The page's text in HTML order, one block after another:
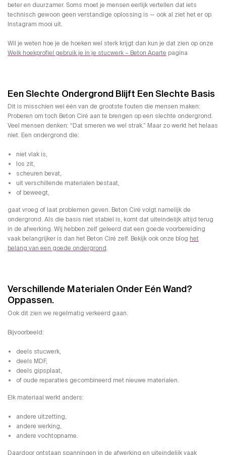
beter en duurzamer. Soms moet je mensen eerlijk vertellen dat iets
technisch gewoon geen verstandige oplossing is — ook al ziet het er op
Instagram mooi uit.
Wil je weten hoe je de hoeken wel sterk krijgt dan kun je dat zien op onze
Welk hoekprofiel gebruik je in je stucwerk – Beton Aparte pagina
Een Slechte Ondergrond Blijft Een Slechte Basis
Dit is misschien wel één van de grootste fouten die mensen maken:
Proberen om toch Beton Ciré aan te brengen op een slechte ondergrond.
Veel mensen denken: “Dat smeren we wel strak.” Maar zo werkt het helaas
niet. Een ondergrond die:
niet vlak is,
los zit,
scheuren bevat,
uit verschillende materialen bestaat,
of beweegt,
gaat vroeg of laat problemen geven. Beton Ciré volgt namelijk de
ondergrond. Als die basis niet stabiel is, komt dat uiteindelijk altijd terug
in de afwerking. Wij hebben zelf geleerd dat een goede voorbereiding
vaak belangrijker is dan het Beton Ciré zelf. Bekijk ook onze blog het
belang van een goede ondergrond.
Verschillende Materialen Onder Eén Wand?
Oppassen.
Ook dit zien we regelmatig verkeerd gaan.
Bijvoorbeeld:
deels stucwerk,
deels MDF,
deels gipsplaat,
of oude reparaties gecombineerd met nieuwe materialen.
Elk materiaal werkt anders:
andere uitzetting,
andere werking,
andere vochtopname.
Daardoor ontstaan spanningen in de afwerking en uiteindelijk vaak